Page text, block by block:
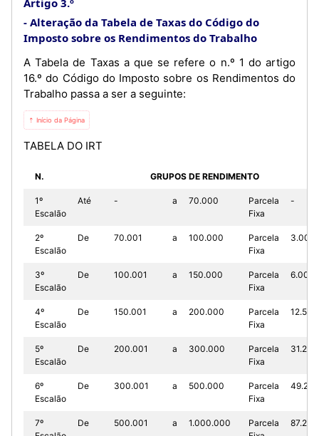
Artigo 3.º
Alteração da Tabela de Taxas do Código do
Imposto sobre os Rendimentos do Trabalho
A Tabela de Taxas a que se refere o n.º 1 do artigo
16.º do Código do Imposto sobre os Rendimentos do
Trabalho passa a ser a seguinte:
⇡ Início da Página
TABELA DO IRT
N. GRUPOS DE RENDIMENTO
1º
Escalão
Até - a 70.000
Parcela
Fixa
-
2º
Escalão
De 70.001 a 100.000
Parcela
Fixa
3º
Escalão
De 100.001 a 150.000
Parcela
Fixa
6.000
4º
Escalão
De 150.001 a 200.000
Parcela
Fixa
12.500
5º
Escalão
De 200.001 a 300.000
Parcela
Fixa
31.250
6º
Escalão
De 300.001 a 500.000
Parcela
Fixa
49.250
7º
De 500.001 a 1.000.000
Parcela
87.250